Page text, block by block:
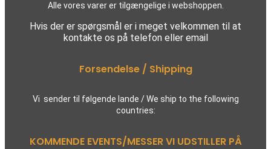
Alle vores varer er tilgængelige i webshoppen.
Hvis der er spørgsmål er i meget velkommen til at
kontakte os på telefon eller email
Forsendelse / Shipping
Vi sender til følgende lande / We ship to the following
countries:
KOMMENDE EVENTS/MESSER VI UDSTILLER PÅ